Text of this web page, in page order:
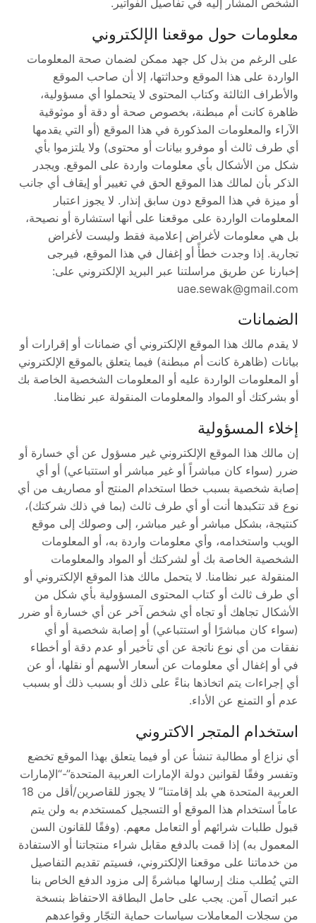
الشخص المشار إليه في تفاصيل الفواتير.
معلومات حول موقعنا الإلكتروني
على الرغم من بذل كل جهد ممكن لضمان صحة المعلومات
الواردة على هذا الموقع وحداثتها، إلا أن صاحب الموقع
والأطراف الثالثة وكتاب المحتوى لا يتحملوا أي مسؤولية،
ظاهرة كانت أم مبطنة، بخصوص صحة أو دقة أو موثوقية
الآراء والمعلومات المذكورة في هذا الموقع (أو التي يقدمها
أي طرف ثالث أو موفرو بيانات أو محتوى) ولا يلتزموا بأي
شكل من الأشكال بأي معلومات واردة على الموقع. ويجدر
الذكر بأن لمالك هذا الموقع الحق في تغيير أو إيقاف أي جانب
أو ميزة في هذا الموقع دون سابق إنذار. لا يجوز اعتبار
المعلومات الواردة على موقعنا على أنها استشارة أو نصيحة،
بل هي معلومات لأغراض إعلامية فقط وليست لأغراض
تجارية. إذا وجدت خطأً أو إغفال في هذا الموقع، فيرجى
إخبارنا عن طريق مراسلتنا عبر البريد الإلكتروني على:
uae.sewak@gmail.com
الضمانات
لا يقدم مالك هذا الموقع الإلكتروني أي ضمانات أو إقرارات أو
بيانات (ظاهرة كانت أم مبطنة) فيما يتعلق بالموقع الإلكتروني
أو المعلومات الواردة عليه أو المعلومات الشخصية الخاصة بك
أو بشركتك أو المواد والمعلومات المنقولة عبر نظامنا.
إخلاء المسؤولية
إن مالك هذا الموقع الإلكتروني غير مسؤول عن أي خسارة أو
ضرر (سواء كان مباشراً أو غير مباشر أو استتباعي) أو أي
إصابة شخصية بسبب خطا استخدام المنتج أو مصاريف من أي
نوع قد تتكبدها أنت أو أي طرف ثالث (بما في ذلك شركتك)،
كنتيجة، بشكل مباشر أو غير مباشر، إلى وصولك إلى موقع
الويب واستخدامه، وأي معلومات واردة به، أو المعلومات
الشخصية الخاصة بك أو لشركتك أو المواد والمعلومات
المنقولة عبر نظامنا. لا يتحمل مالك هذا الموقع الإلكتروني أو
أي طرف ثالث أو كتاب المحتوى المسؤولية بأي شكل من
الأشكال تجاهك أو تجاه أي شخص آخر عن أي خسارة أو ضرر
(سواء كان مباشرًا أو استتباعي) أو إصابة شخصية أو أي
نفقات من أي نوع ناتجة عن أي تأخير أو عدم دقة أو أخطاء
في أو إغفال أي معلومات عن أسعار الأسهم أو نقلها، أو عن
أي إجراءات يتم اتخاذها بناءً على ذلك أو بسبب ذلك أو بسبب
عدم أو التمنع عن الأداء.
استخدام المتجر الاكتروني
أي نزاع أو مطالبة تنشأ عن أو فيما يتعلق بهذا الموقع تخضع
وتفسر وفقًا لقوانين دولة الإمارات العربية المتحدة”-“الإمارات
العربية المتحدة هي بلد إقامتنا” لا يجوز للقاصرين/أقل من 18
عاماً استخدام هذا الموقع أو التسجيل كمستخدم به ولن يتم
قبول طلبات شرائهم أو التعامل معهم. (وفقًا للقانون السن
المعمول به) إذا قمت بالدفع مقابل شراء منتجاتنا أو الاستفادة
من خدماتنا على موقعنا الإلكتروني، فسيتم تقديم التفاصيل
التي يُطلب منك إرسالها مباشرةً إلى مزود الدفع الخاص بنا
عبر اتصال آمن. يجب على حامل البطاقة الاحتفاظ بنسخة
من سجلات المعاملات سياسات حماية التجّار وقواعدهم